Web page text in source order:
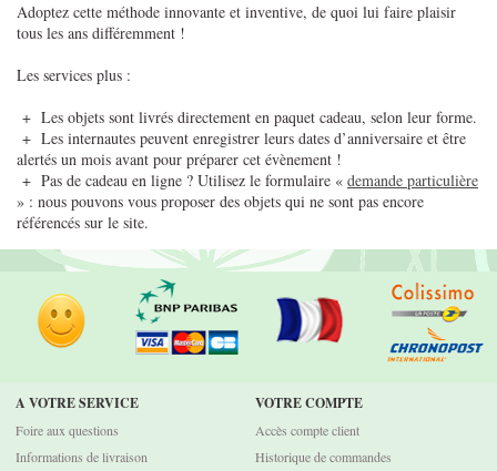
Adoptez cette méthode innovante et inventive, de quoi lui faire plaisir
tous les ans différemment !
Les services plus :
+ Les objets sont livrés directement en paquet cadeau, selon leur forme.
+ Les internautes peuvent enregistrer leurs dates d’anniversaire et être
alertés un mois avant pour préparer cet évènement !
+ Pas de cadeau en ligne ? Utilisez le formulaire « demande particulière
» : nous pouvons vous proposer des objets qui ne sont pas encore
référencés sur le site.
A VOTRE SERVICE
Foire aux questions
Informations de livraison
VOTRE COMPTE
Accès compte client
Historique de commandes